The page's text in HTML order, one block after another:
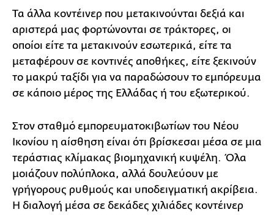
Τα άλλα κοντέινερ που μετακινούνται δεξιά και
αριστερά μας φορτώνονται σε τράκτορες, οι
οποίοι είτε τα μετακινούν εσωτερικά, είτε τα
μεταφέρουν σε κοντινές αποθήκες, είτε ξεκινούν
το μακρύ ταξίδι για να παραδώσουν το εμπόρευμα
σε κάποιο μέρος της Ελλάδας ή του εξωτερικού.
Στον σταθμό εμπορευματοκιβωτίων του Νέου
Ικονίου η αίσθηση είναι ότι βρίσκεσαι μέσα σε μια
τεράστιας κλίμακας βιομηχανική κυψέλη. Όλα
μοιάζουν πολύπλοκα, αλλά δουλεύουν με
γρήγορους ρυθμούς και υποδειγματική ακρίβεια.
Η διαλογή μέσα σε δεκάδες χιλιάδες κοντέινερ